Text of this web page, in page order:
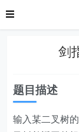
剑
题目描述
输入某二叉树